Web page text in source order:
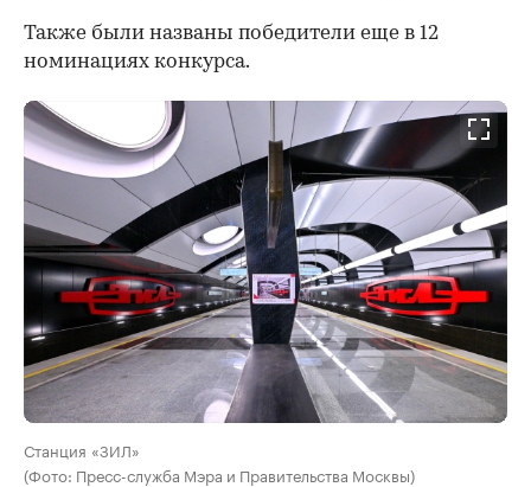
Также были названы победители еще в 12
номинациях конкурса.
Станция «ЗИЛ»
(Фото: Пресс-служба Мэра и Правительства Москвы)